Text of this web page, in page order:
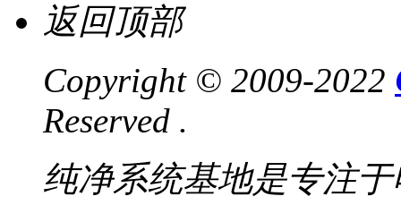
返回顶部
Copyright © 2009-2022
Reserved .
纯净系统基地是专注